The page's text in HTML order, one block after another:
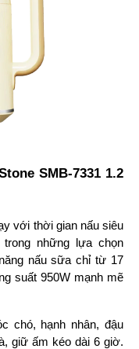
SMB-7331 1.2
với thời gian nấu siêu
trong những lựa chọn
nấu sữa chỉ từ 17
suất 950W mạnh mẽ
chó, hạnh nhân, đậu
giữ ấm kéo dài 6 giờ.